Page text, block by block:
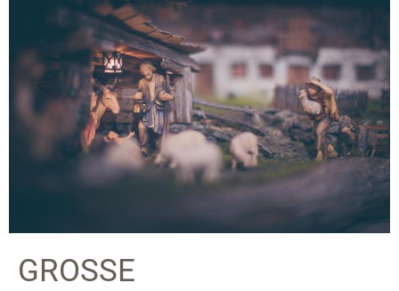
GROSSE K